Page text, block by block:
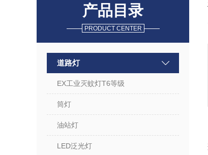
产品目录
PRODUCT CENTER
道路灯
EX工业灭蚊灯T6等级
筒灯
油站灯
LED泛光灯